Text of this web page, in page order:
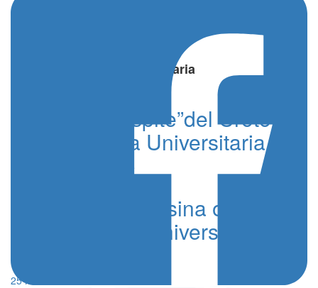
Cittadella Universitaria
Ossidiana “ospite”del Crotone
alla Cittadella Universitaria
3 Giugno 2021 - Redazione
L’Ossidiana Messina ospita
alla Cittadella Universitaria la
RN Auditore
25 Marzo 2021 - Redazione